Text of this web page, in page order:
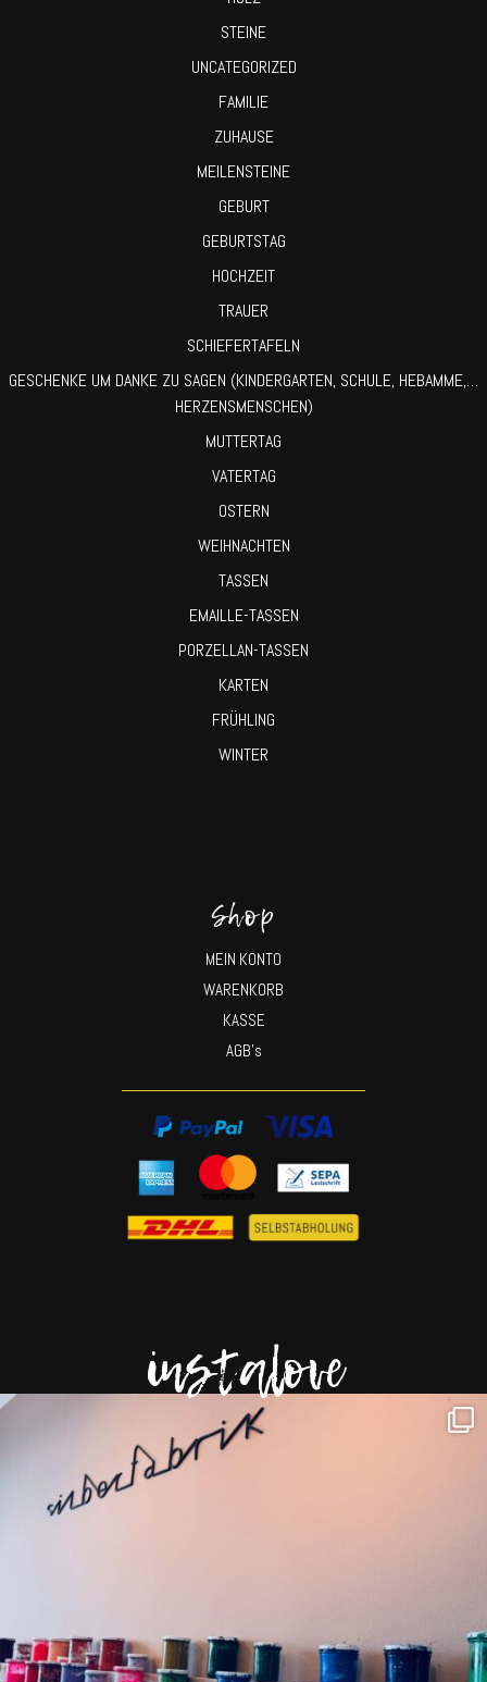
STEINE
UNCATEGORIZED
FAMILIE
ZUHAUSE
MEILENSTEINE
GEBURT
GEBURTSTAG
HOCHZEIT
TRAUER
SCHIEFERTAFELN
GESCHENKE UM DANKE ZU SAGEN (KINDERGARTEN, SCHULE, HEBAMME,…
HERZENSMENSCHEN)
MUTTERTAG
VATERTAG
OSTERN
WEIHNACHTEN
TASSEN
EMAILLE-TASSEN
PORZELLAN-TASSEN
KARTEN
FRÜHLING
WINTER
Shop
MEIN KONTO
WARENKORB
KASSE
AGB’s
instalove